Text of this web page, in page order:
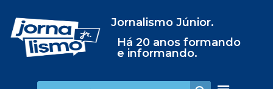
Jornalismo Júnior.
Há 20 anos formando
e informando.